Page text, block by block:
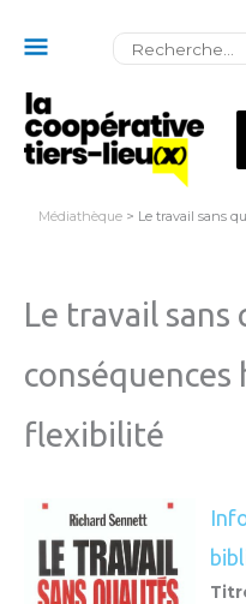
Rechercher:
de
l'en-
tête
Médiathèque> Le travail sans
Le travail sans
conséquences
flexibilité